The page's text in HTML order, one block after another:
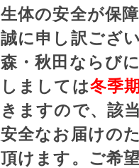
生体の安全が保
誠に申し訳ござ
森・秋田ならび
しましては冬季
きますので、該
安全なお届けの
頂けます。ご希